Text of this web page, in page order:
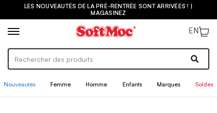
LES NOUVEAUTÉS DE LA PRÉ-RENTRÉE SONT ARRIVÉES ! |
MAGASINEZ
EN
Nouveautés Femme Homme Enfants Marques Soldes